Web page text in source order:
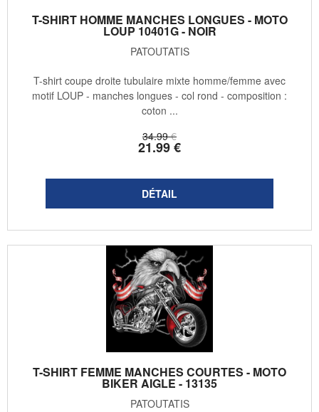
T-SHIRT HOMME MANCHES LONGUES - MOTO
LOUP 10401G - NOIR
PATOUTATIS
34.99 €
21.99€
T-shirt coupe droite tubulaire mixte homme/femme avec
motif LOUP - manches longues - col rond - composition :
coton ...
T-SHIRT FEMME MANCHES COURTES - MOTO
BIKER AIGLE - 13135
PATOUTATIS